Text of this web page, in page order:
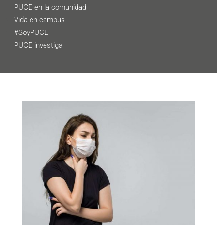
PUCE en la comunidad
Vida en campus
#SoyPUCE
PUCE investiga